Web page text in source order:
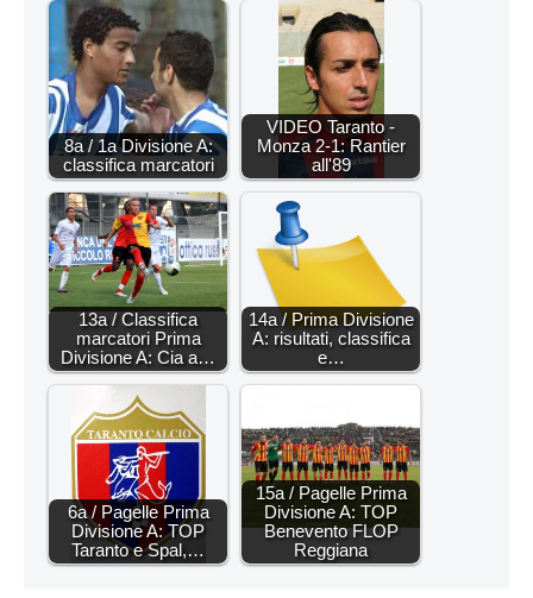
8a / 1a Divisione A:
classifica marcatori
VIDEO Taranto -
Monza 2-1: Rantier
all'89
13a / Classifica
marcatori Prima
Divisione A: Cia a…
14a / Prima Divisione
A: risultati, classifica
e…
6a / Pagelle Prima
Divisione A: TOP
Taranto e Spal,…
15a / Pagelle Prima
Divisione A: TOP
Benevento FLOP
Reggiana